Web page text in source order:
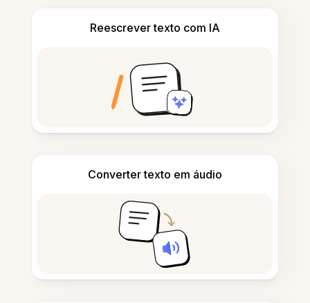
Reescrever texto com IA
Converter texto em áudio